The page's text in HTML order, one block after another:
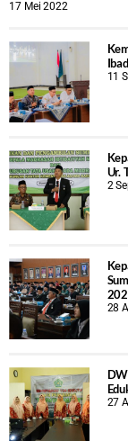
17 Mei 2022
11
Ur.
2
28
27